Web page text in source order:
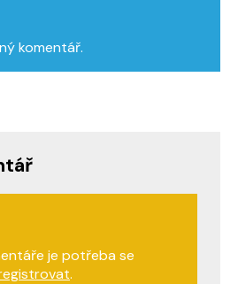
komentář.
je potřeba se
.